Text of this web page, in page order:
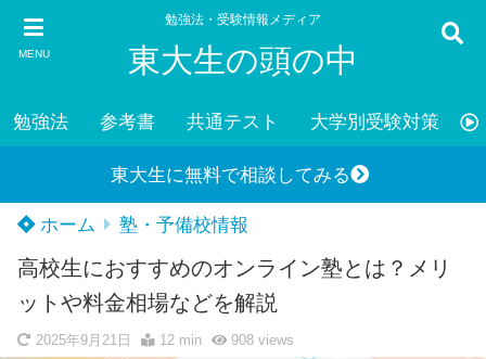
MENU
勉強法・受験情報メディア
東大生の頭の中
勉強法 参考書 共通テスト 大学別受験対策
東大生に無料で相談してみる
ホーム 塾・予備校情報
高校生におすすめのオンライン塾とは？メリ
ットや料金相場などを解説
2025年9月21日 12 min 908views